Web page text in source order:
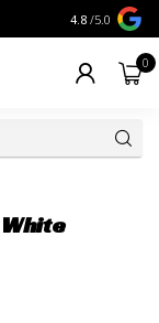
Livraison
4.8 /5.0
0
White